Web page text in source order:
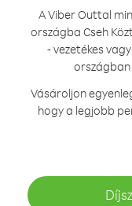
A Viber Outtal
országba Cseh
- vezetékes
Vásároljon
hogy a legjobb